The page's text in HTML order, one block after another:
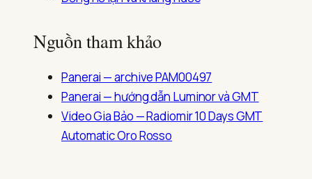
Nguồn tham khảo
Panerai — archive PAM00497
Panerai — hướng dẫn Luminor và GMT
Video Gia Bảo — Radiomir 10 Days GMT
Automatic Oro Rosso